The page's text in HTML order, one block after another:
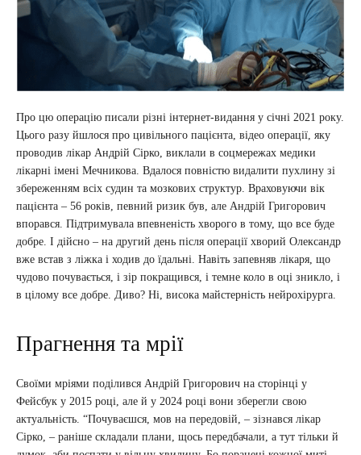
Про цю операцію писали різні інтернет-видання у січні 2021 року.
Цього разу йшлося про цивільного пацієнта, відео операції, яку
проводив лікар Андрій Сірко, виклали в соцмережах медики
лікарні імені Мечникова. Вдалося повністю видалити пухлину зі
збереженням всіх судин та мозкових структур. Враховуючи вік
пацієнта – 56 років, певний ризик був, але Андрій Григорович
впорався. Підтримувала впевненість хворого в тому, що все буде
добре. І дійсно – на другий день після операції хворий Олександр
вже встав з ліжка і ходив до їдальні. Навіть запевняв лікаря, що
чудово почувається, і зір покращився, і темне коло в оці зникло, і
в цілому все добре. Диво? Ні, висока майстерність нейрохірурга.
Прагнення та мрії
Своїми мріями поділився Андрій Григорович на сторінці у
Фейсбук у 2015 році, але й у 2024 році вони зберегли свою
актуальність. “Почуваєшся, мов на передовій, – зізнався лікар
Сірко, – раніше складали плани, щось передбачали, а тут тільки й